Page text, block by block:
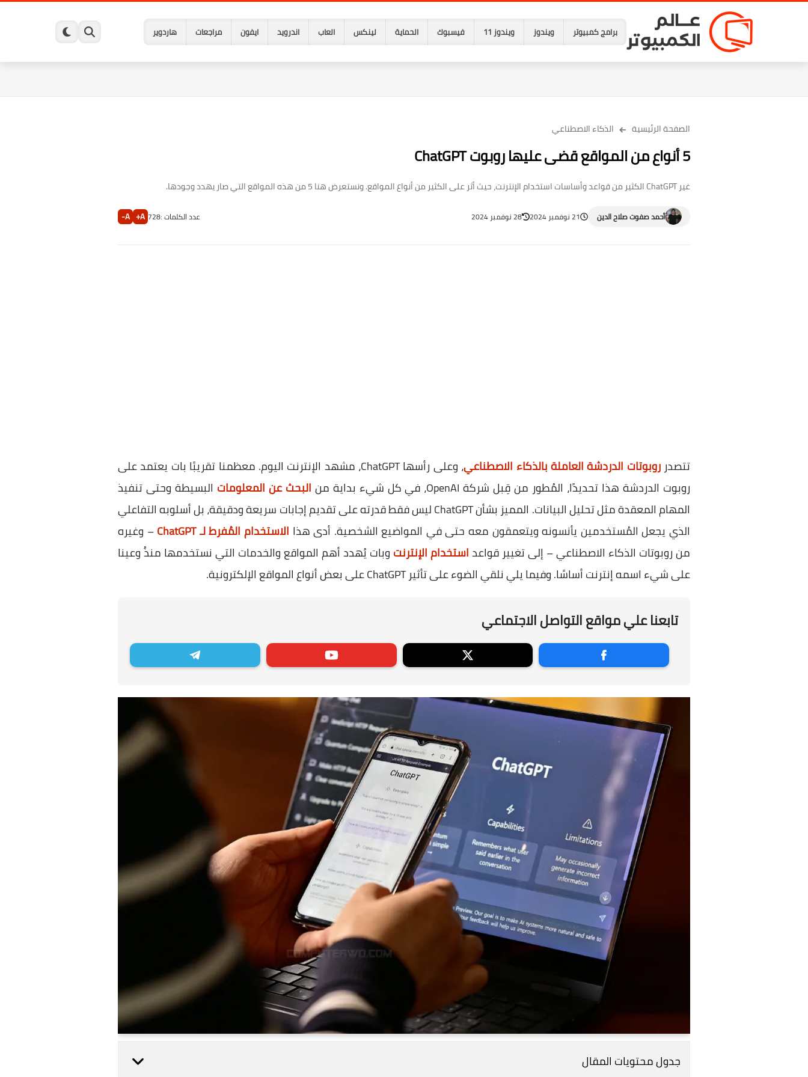
برامج كمبيوتر ويندوز ويندوز 11 فيسبوك الحماية لينكس العاب اندرويد ايفون مراجعات هاردوير
الصفحة الرئيسية الذكاء الاصطناعي
5 أنواع من المواقع قضى عليها روبوت ChatGPT
غير ChatGPT الكثير من قواعد وأساسات استخدام الإنترنت، حيث أثر على الكثير من أنواع المواقع. ونستعرض هنا 5 من هذه المواقع التي صار يهدد وجودها.
أحمد صفوت صلاح الدين 21 نوفمبر 2024 28 نوفمبر 2024 عدد الكلمات :728
A+
A-
تتصدرروبوتات الدردشة العاملة بالذكاء الاصطناعي
، وعلى رأسها ChatGPT، مشهد الإنترنت اليوم. معظمنا تقريبًا بات يعتمد على
روبوت الدردشة هذا تحديدًا، المُطور من قِبل شركة OpenAI، في كل شيء بداية من
البحث عن المعلومات البسيطة وحتى تنفيذ
المهام المعقدة مثل تحليل البيانات. المميز بشأن ChatGPT ليس فقط قدرته على تقديم إجابات سريعة ودقيقة، بل أسلوبه التفاعلي
الذي يجعل المُستخدمين يأنسونه ويتعمقون معه حتى في المواضيع الشخصية. أدى هذا الاستخدام المُفرط لـ ChatGPT
– وغيره
من روبوتات الذكاء الاصطناعي – إلى تغيير قواعداستخدام الإنترنت وبات يُهدد أهم المواقع والخدمات التي نستخدمها منذُ وعينا
على شيء اسمه إنترنت أساسًا. وفيما يلي نلقي الضوء على تأثير ChatGPT على بعض أنواع المواقع الإلكترونية.
تابعنا علي مواقع التواصل الاجتماعي
جدول محتويات المقال